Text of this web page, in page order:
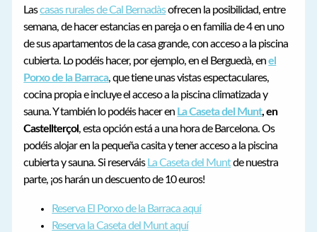
Lascasas rurales de Cal Bernadàsofrecen la posibilidad, entre
semana, de hacer estancias en pareja o en familia de 4 en uno
de sus apartamentos de la casa grande, con acceso a la piscina
cubierta. Lo podéis hacer, por ejemplo, en el Berguedà, enel
Porxo de la Barraca, que tiene unas vistas espectaculares,
cocina propia e incluye el acceso a la piscina climatizada y
sauna. Y también lo podéis hacer en La Caseta del Munt, en
Castellterçol, esta opción está a una hora de Barcelona. Os
podéis alojar en la pequeña casita y tener acceso a la piscina
cubierta y sauna. Si reserváis La Caseta del Muntde nuestra
parte, ¡os harán un descuento de 10 euros!
Reserva El Porxo de la Barraca aquí
Reserva la Caseta del Munt aquí